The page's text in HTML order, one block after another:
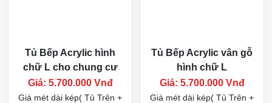
Tủ Bếp Acrylic hình
chữ L cho chung cư
Giá: 5.700.000 Vnđ
Giá mét dài kép( Tủ Trên +
Tủ Bếp Acrylic vân gỗ
hình chữ L
Giá: 5.700.000 Vnđ
Giá mét dài kép( Tủ Trên +